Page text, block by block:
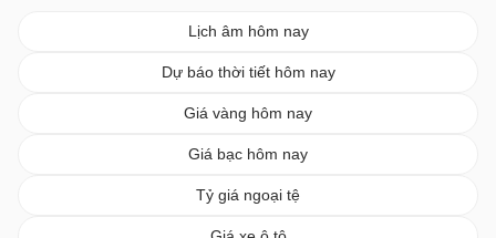
Lịch âm hôm nay
Dự báo thời tiết hôm nay
Giá vàng hôm nay
Giá bạc hôm nay
Tỷ giá ngoại tệ